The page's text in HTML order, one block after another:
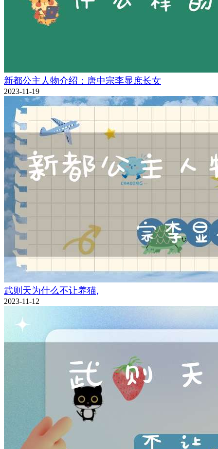
新都公主人物介绍：唐中宗李显庶长女
2023-11-19
武则天为什么不让养猫,
2023-11-12